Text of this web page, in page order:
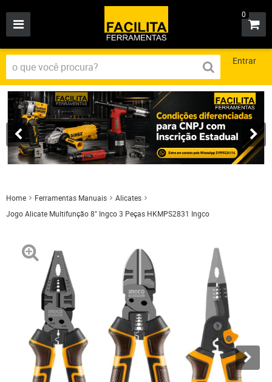
0
Entrar
Home Ferramentas Manuais
Alicates
Jogo Alicate Multifunção 8" Ingco 3 Peças HKMPS2831 Ingco